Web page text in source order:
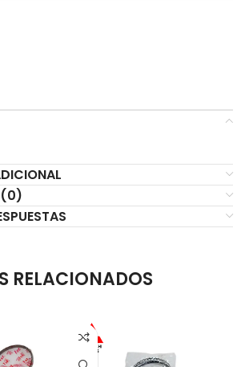
(0)
RELACIONADOS